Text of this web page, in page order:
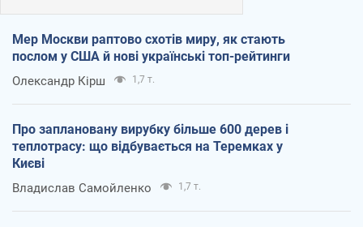
Мер Москви раптово схотів миру, як стають
послом у США й нові українські топ-рейтинги
Олександр Кірш 1,7 т.
Про заплановану вирубку більше 600 дерев і
теплотрасу: що відбувається на Теремках у
Києві
Владислав Самойленко 1,7 т.